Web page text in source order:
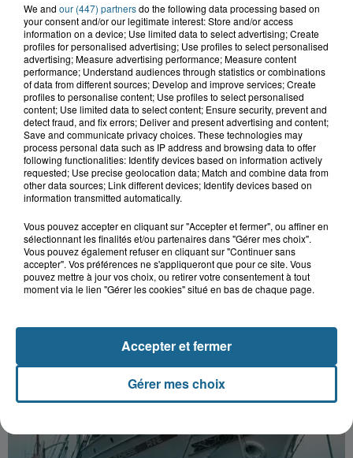
13h15
Risque incendie dans Nord : ce que
vous ne pouvez plus faire
12h57
500 à 600 recrutements par an : le
nucléaire se dote d'un espace de...
We and our (447) partnersdo the following data processing based on
your consent and/or our legitimate interest: Store and/or access
information on a device; Use limited data to select advertising; Create
profiles for personalised advertising; Use profiles to select personalised
advertising; Measure advertising performance; Measure content
performance; Understand audiences through statistics or combinations
of data from different sources; Develop and improve services; Create
profiles to personalise content; Use profiles to select personalised
content; Use limited data to select content; Ensure security, prevent and
detect fraud, and fix errors; Deliver and present advertising and content;
Save and communicate privacy choices. These technologies may
process personal data such as IP address and browsing data to offer
following functionalities: Identify devices based on information actively
requested; Use precise geolocation data; Match and combine data from
other data sources; Link different devices; Identify devices based on
information transmitted automatically.
Vous pouvez accepter en cliquant sur "Accepter et fermer", ou affiner en
sélectionnant les finalités et/ou partenaires dans "Gérer mes choix".
Vous pouvez également refuser en cliquant sur "Continuer sans
accepter". Vos préférences ne s'appliqueront que pour ce site. Vous
pouvez mettre à jour vos choix, ou retirer votre consentement à tout
moment via le lien "Gérer les cookies" situé en bas de chaque page.
Gérer mes choix
Accepter et fermer